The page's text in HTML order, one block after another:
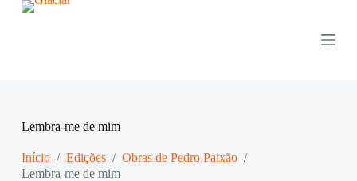
P
o
Lembra-me de mim
Início / Edições / Obras de Pedro Paixão /
Lembra-me de mim